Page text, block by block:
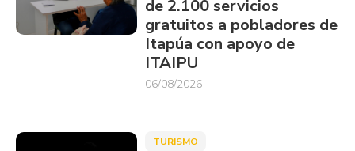
de 2.100 servicios
gratuitos a pobladores de
Itapúa con apoyo de
ITAIPU
06/08/2026
TURISMO